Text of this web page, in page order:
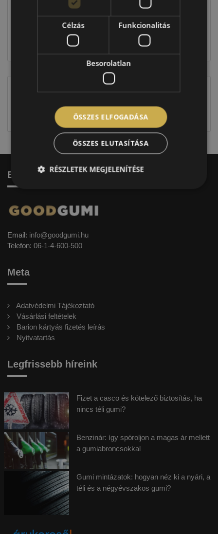
EU-s abroncscímke
Figyelem a feltüntetett címke adatok tájékoztató
címkével ellátott abroncs kerül kiszállításra.
Elérhetőség
Email: info@goodgumi.hu
Telefon: 06-1-4-600-500
Meta
Adatvédelmi Tájékoztató
Vásárlási feltételek
Barion kártyás fizetés leírás
Nyitvatartás
Legfrissebb híreink
Fizet a casco és kötelező biztosítás, ha
nincs téli gumi?
Benzinár: így spóroljon a magas ár mellett
a gumiabroncsokkal
Gumi mintázatok: hogyan néz ki a nyári, a
téli és a négyévszakos gumi?
Célzás Funkcionalitás
Besorolatlan
ÖSSZES ELFOGADÁSA
ÖSSZES ELUTASÍTÁSA
RÉSZLETEK MEGJELENÍTÉSE